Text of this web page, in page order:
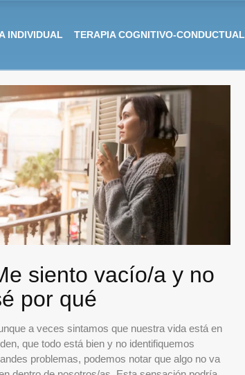
INDIVIDUAL TERAPIA COGNITIVO-CONDUCTUAL
siento vacío/a y no
por qué
a veces sintamos que nuestra vida está en
que todo está bien y no identifiquemos
problemas, podemos notar que algo no va